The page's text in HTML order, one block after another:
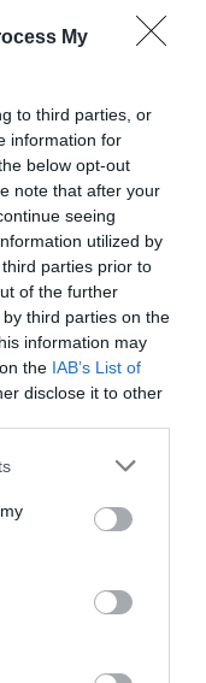
My
to third parties, or
information for
below opt-out
note that after your
seeing
utilized by
parties prior to
of the further
third parties on the
information may
the IAB’s List of
disclose it to other
que importan
dos pleitos
sesión del
puntos,